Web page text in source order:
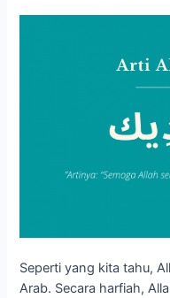
Seperti yang kita tahu,
Arab. Secara harfiah,